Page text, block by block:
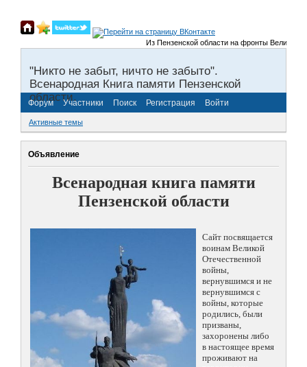
Из Пензенской области на фронты Великой
"Никто не забыт, ничто не забыто".
Всенародная Книга памяти Пензенской
области.
Форум Участники Поиск Регистрация Войти
Активные темы
Объявление
Всенародная книга памяти
Пензенской области
Сайт посвящается
воинам Великой
Отечественной
войны,
вернувшимся и не
вернувшимся с
войны, которые
родились, были
призваны,
захоронены либо
в настоящее время
проживают на